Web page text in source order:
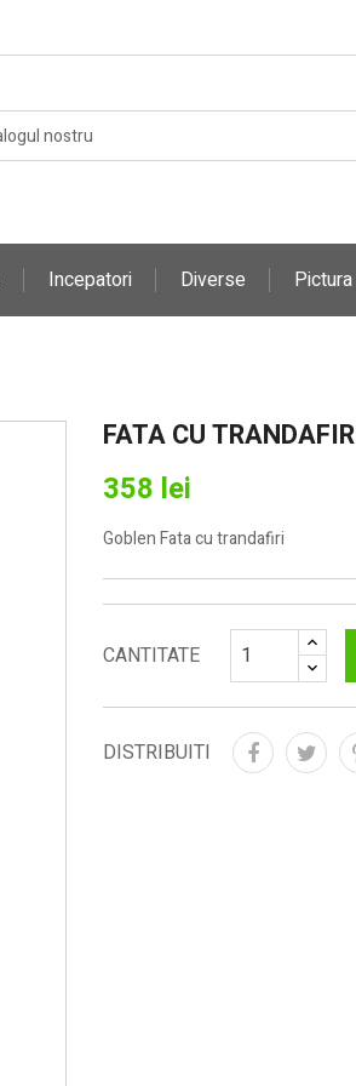
Incepatori Diverse
FATA CU
358 lei
Goblen Fata cu trandafiri
CANTITATE
DISTRIBUITI